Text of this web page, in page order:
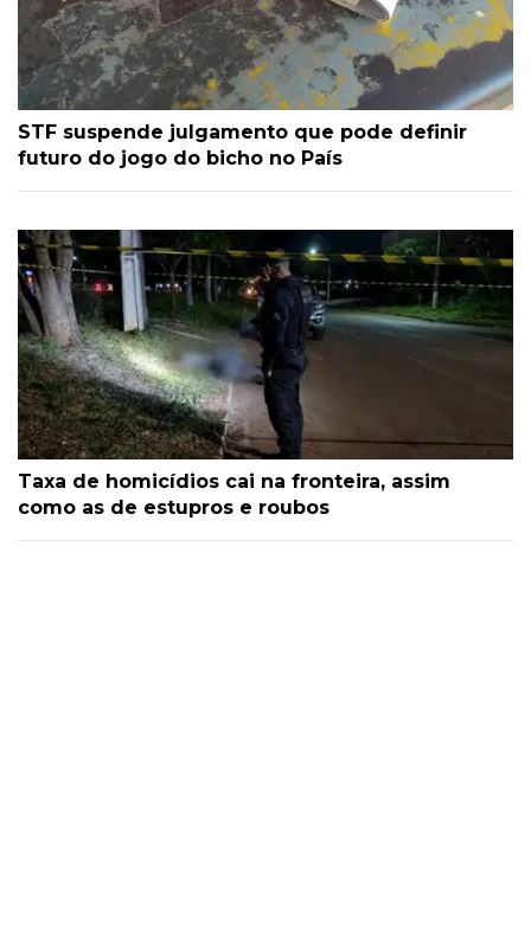
STF suspende julgamento que pode definir
futuro do jogo do bicho no País
Taxa de homicídios cai na fronteira, assim
como as de estupros e roubos